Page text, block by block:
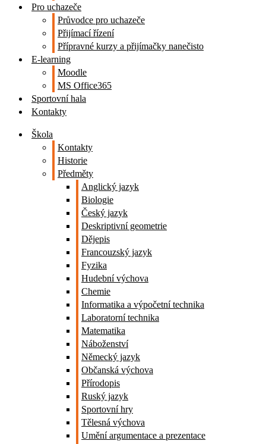
Pro uchazeče
Průvodce pro uchazeče
Přijímací řízení
Přípravné kurzy a přijímačky nanečisto
E-learning
Moodle
MS Office365
Sportovní hala
Kontakty
Škola
Kontakty
Historie
Předměty
Anglický jazyk
Biologie
Český jazyk
Deskriptivní geometrie
Dějepis
Francouzský jazyk
Fyzika
Hudební výchova
Chemie
Informatika a výpočetní technika
Laboratorní technika
Matematika
Náboženství
Německý jazyk
Občanská výchova
Přírodopis
Ruský jazyk
Sportovní hry
Tělesná výchova
Umění argumentace a prezentace